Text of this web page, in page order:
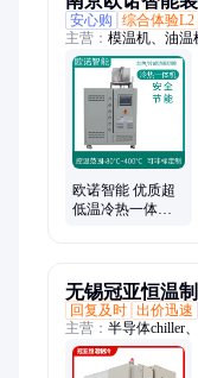
安心购
综合体验L2
主营： 模温机、油温
模温机、注塑模温
机、水式模温机
欧诺智能 优质超
低温冷热一体机
无锡冠亚恒温
回复及时 出价迅速
主营： 半导体chiller
热一体机、制冷加
机、工业冷冻箱、